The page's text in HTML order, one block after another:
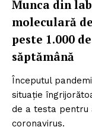
Munca din
moleculară
peste 1.000
săptămână
Începutul
situație
de a testa pentru
coronavirus.